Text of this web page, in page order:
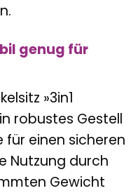
genug für
»3in1
robustes Gestell
für einen sicheren
Nutzung durch
Gewicht